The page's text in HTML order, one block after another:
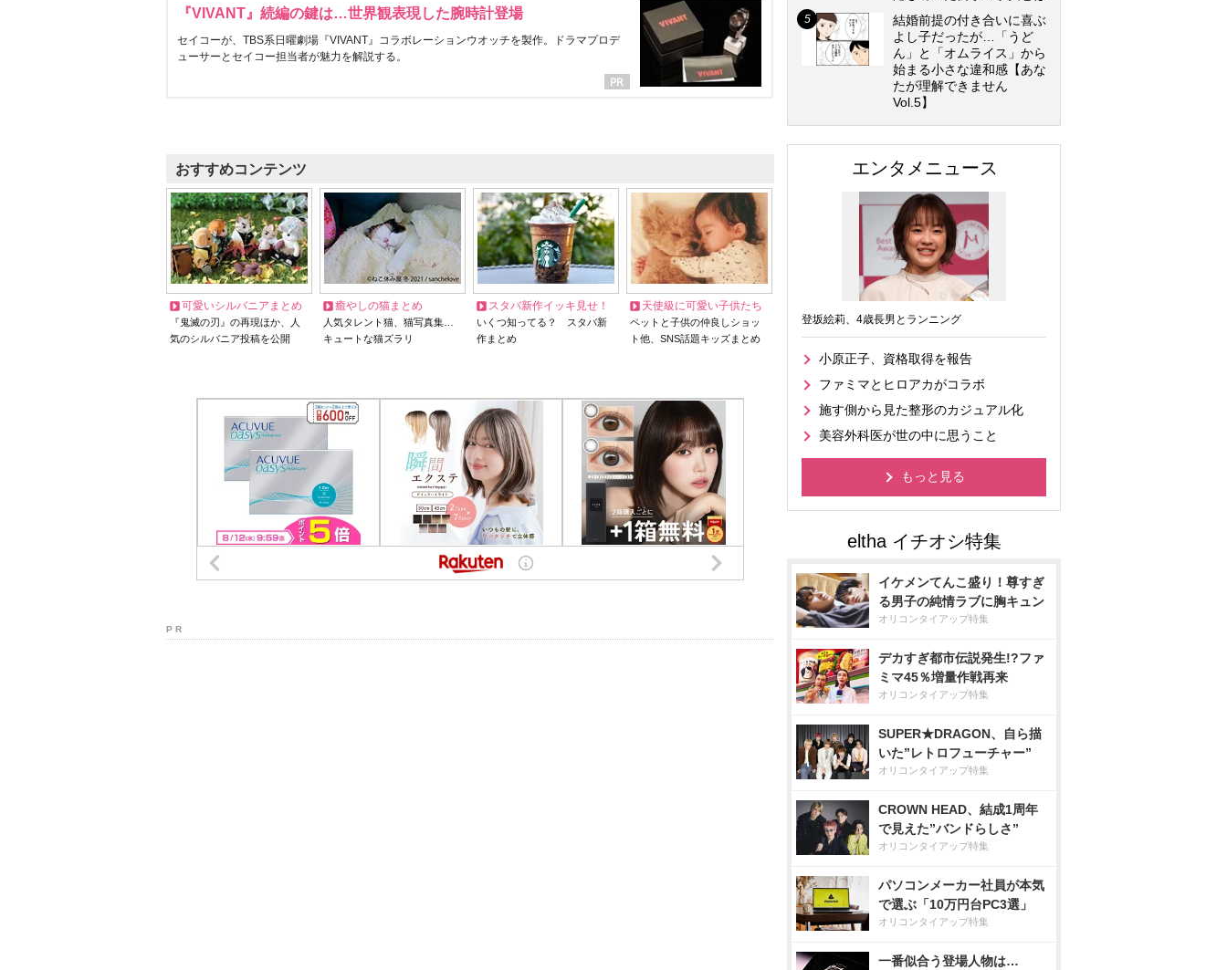
『VIVANT』続編の鍵は…世界観表現した腕時計登場
セイコーが、TBS系日曜劇場『VIVANT』コラボレーションウオッチを製作。ドラマプロデ
ューサーとセイコー担当者が魅力を解説する。
おすすめコンテンツ
可愛いシルバニアまとめ
『鬼滅の刃』の再現ほか、人
気のシルバニア投稿を公開
癒やしの猫まとめ
人気タレント猫、猫写真集…
キュートな猫ズラリ
スタバ新作イッキ見せ！
いくつ知ってる？ スタバ新
作まとめ
天使級に可愛い子供たち
ペットと子供の仲良しショッ
ト他、SNS話題キッズまとめ
P R
結婚前提の付き合いに喜ぶ
よし子だったが…「うど
ん」と「オムライス」から
始まる小さな違和感【あな
たが理解できません
Vol.5】
エンタメニュース
登坂絵莉、4歳長男とランニング
小原正子、資格取得を報告
ファミマとヒロアカがコラボ
施す側から見た整形のカジュアル化
美容外科医が世の中に思うこと
もっと見る
イケメンてんこ盛り！尊すぎ
る男子の純情ラブに胸キュン
オリコンタイアップ特集
デカすぎ都市伝説発生!?ファ
ミマ45％増量作戦再来
オリコンタイアップ特集
SUPER★DRAGON、自ら描
いた”レトロフューチャー”
オリコンタイアップ特集
CROWN HEAD、結成1周年
で見えた”バンドらしさ”
オリコンタイアップ特集
パソコンメーカー社員が本気
で選ぶ「10万円台PC3選」
オリコンタイアップ特集
一番似合う登場人物は…